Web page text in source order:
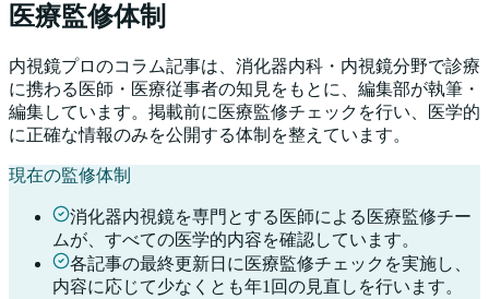
医療監修体制
内視鏡プロのコラム記事は、消化器内科・内視鏡分野で診療
に携わる医師・医療従事者の知見をもとに、編集部が執筆・
編集しています。掲載前に医療監修チェックを行い、医学的
に正確な情報のみを公開する体制を整えています。
現在の監修体制
消化器内視鏡を専門とする医師による医療監修チー
ムが、すべての医学的内容を確認しています。
各記事の最終更新日に医療監修チェックを実施し、
内容に応じて少なくとも年1回の見直しを行います。